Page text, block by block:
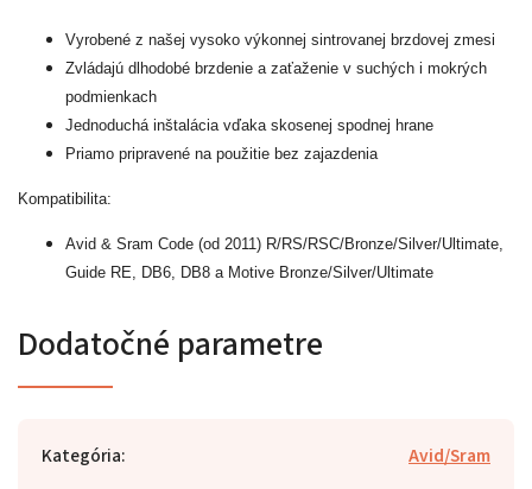
Vyrobené z našej vysoko výkonnej sintrovanej brzdovej zmesi
Zvládajú dlhodobé brzdenie a zaťaženie v suchých i mokrých
podmienkach
Jednoduchá inštalácia vďaka skosenej spodnej hrane
Priamo pripravené na použitie bez zajazdenia
Kompatibilita:
Avid & Sram Code (od 2011) R/RS/RSC/Bronze/Silver/Ultimate,
Guide RE, DB6, DB8 a Motive Bronze/Silver/Ultimate
Dodatočné parametre
Kategória:
Avid/Sram